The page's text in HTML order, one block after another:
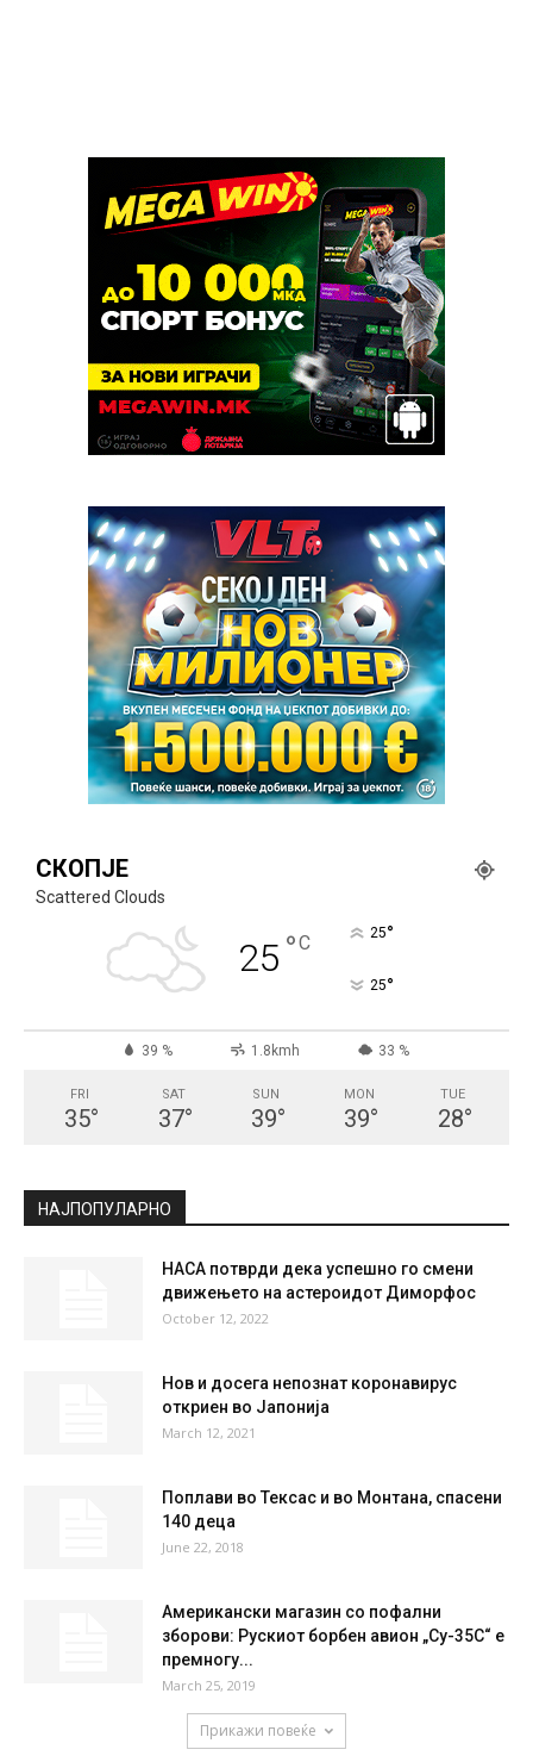
СКОПЈЕ
Scattered Clouds
25 °C 25°
25°
39 % 1.8kmh 33 %
FRI
35°
SAT
37°
SUN
39°
MON
39°
TUE
28°
НАЈПОПУЛАРНО
НАСА потврди дека успешно го смени
движењето на астероидот Диморфос
October 12, 2022
Нов и досега непознат коронавирус
откриен во Јапонија
March 12, 2021
Поплави во Тексас и во Монтана, спасени
140 деца
June 22, 2018
Американски магазин со пофални
зборови: Рускиот борбен авион „Су-35С“ е
премногу...
March 25, 2019
Прикажи повеќе